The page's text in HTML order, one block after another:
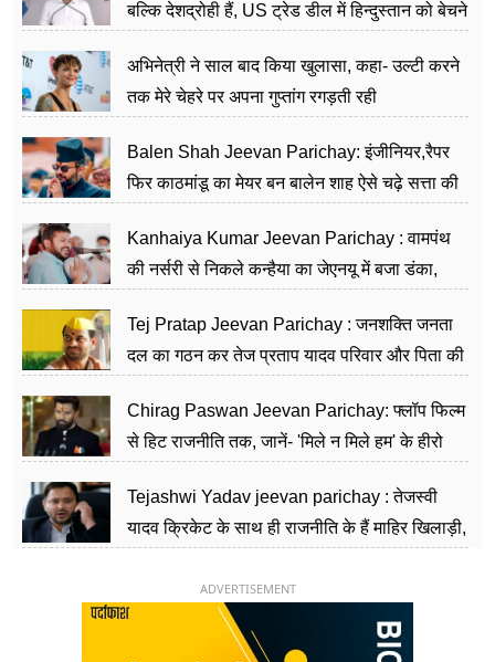
बल्कि देशद्रोही हैं, US ट्रेड डील में हिन्दुस्तान को बेचने
अभिनेत्री ने साल बाद किया खुलासा, कहा- उल्टी करने
तक मेरे चेहरे पर अपना गुप्तांग रगड़ती रही
Balen Shah Jeevan Parichay: इंजीनियर,रैपर
फिर काठमांडू का मेयर बन बालेन शाह ऐसे चढ़े सत्ता की
Kanhaiya Kumar Jeevan Parichay : वामपंथ
की नर्सरी से निकले कन्हैया का जेएनयू में बजा डंका,
Tej Pratap Jeevan Parichay : जनशक्ति जनता
दल का गठन कर तेज प्रताप यादव परिवार और पिता की
Chirag Paswan Jeevan Parichay: फ्लॉप फिल्म
से हिट राजनीति तक, जानें- 'मिले न मिले हम' के हीरो
Tejashwi Yadav jeevan parichay : तेजस्वी
यादव क्रिकेट के साथ ही राजनीति के हैं माहिर खिलाड़ी,
ADVERTISEMENT